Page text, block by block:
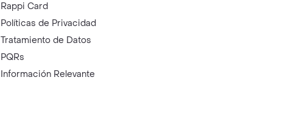
Rappi Card
Políticas de Privacidad
Tratamiento de Datos
PQRs
Información Relevante